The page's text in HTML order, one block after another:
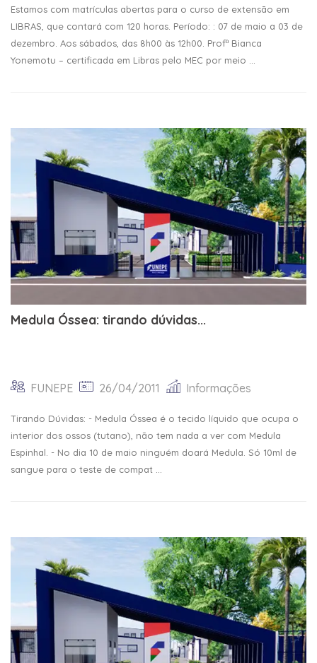
Estamos com matrículas abertas para o curso de extensão em
LIBRAS, que contará com 120 horas. Período: : 07 de maio a 03 de
dezembro. Aos sábados, das 8h00 às 12h00. Profª Bianca
Yonemotu – certificada em Libras pelo MEC por meio ...
Medula Óssea: tirando dúvidas...
FUNEPE 26/04/2011 Informações
Tirando Dúvidas: - Medula Óssea é o tecido líquido que ocupa o
interior dos ossos (tutano), não tem nada a ver com Medula
Espinhal. - No dia 10 de maio ninguém doará Medula. Só 10ml de
sangue para o teste de compat ...